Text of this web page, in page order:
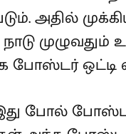
அதில்
போஸ்டர் ஒட்டி
போல்